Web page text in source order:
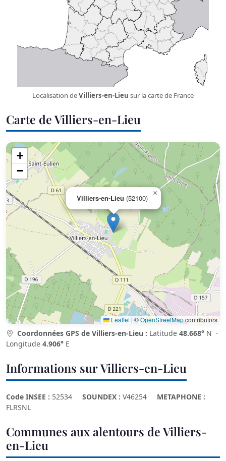
Localisation deVilliers-en-Lieu sur la carte de France
Carte de Villiers-en-Lieu
Villiers-en-Lieu (52100)
×
+
−
Leaflet | ©OpenStreetMapcontributors
Coordonnées GPS de Villiers-en-Lieu : Latitude 48.668° N ·
Longitude 4.906° E
Informations sur Villiers-en-Lieu
Code INSEE : 52534 SOUNDEX : V46254
METAPHONE :
FLRSNL
Communes aux alentours de Villiers-
en-Lieu